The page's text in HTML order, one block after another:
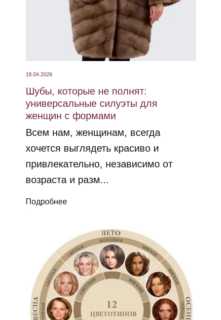
18.04.2026
Шубы, которые не полнят:
универсальные силуэты для
женщин с формами
Всем нам, женщинам, всегда
хочется выглядеть красиво и
привлекательно, независимо от
возраста и разм...
Подробнее